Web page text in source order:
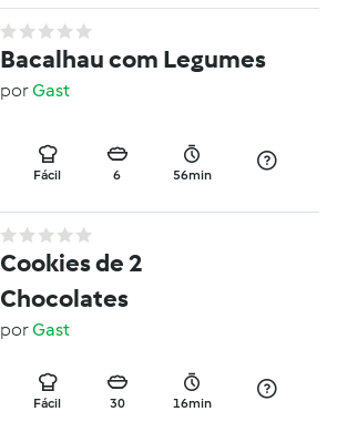
Bacalhau com Legumes
porGast
Fácil 6 56min
Cookies de 2
Chocolates
porGast
Fácil 30 16min